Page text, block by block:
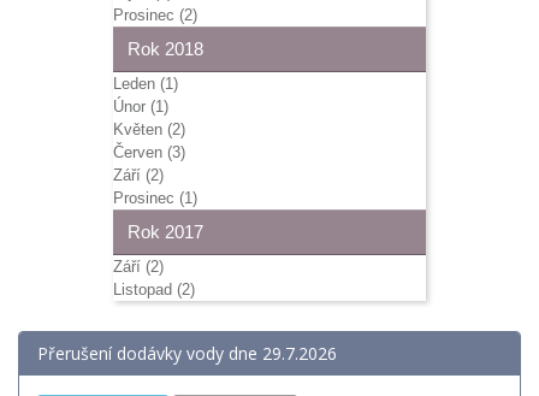
Prosinec (2)
Rok 2018
Leden (1)
Únor (1)
Květen (2)
Červen (3)
Září (2)
Prosinec (1)
Rok 2017
Září (2)
Listopad (2)
Přerušení dodávky vody dne 29.7.2026